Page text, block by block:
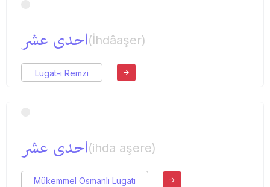
احدی عشر(İhdâaşer)
Lugat-ı Remzi
احدی عشر(ihda aşere)
Mükemmel Osmanlı Lugatı